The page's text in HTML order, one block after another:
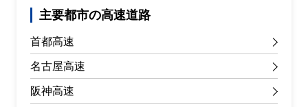
主要都市の高速道路
首都高速
名古屋高速
阪神高速